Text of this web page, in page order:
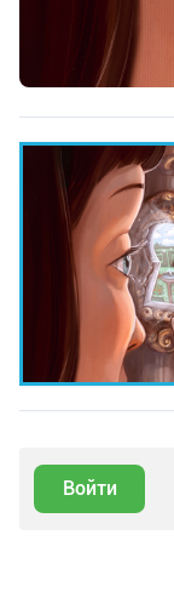
Войти